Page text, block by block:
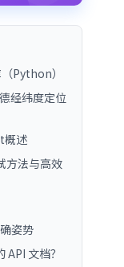
Python）
经纬度定位
概述
方法与高效
姿势
文档？